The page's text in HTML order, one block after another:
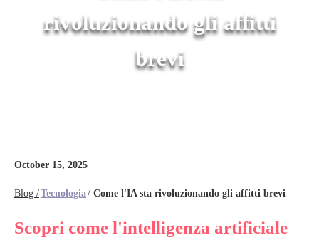
rivoluzionando gli affitti
brevi
October 15, 2025
Blog /Tecnologia/ Come l'IA sta rivoluzionando gli affitti brevi
Scopri come l'intelligenza artificiale